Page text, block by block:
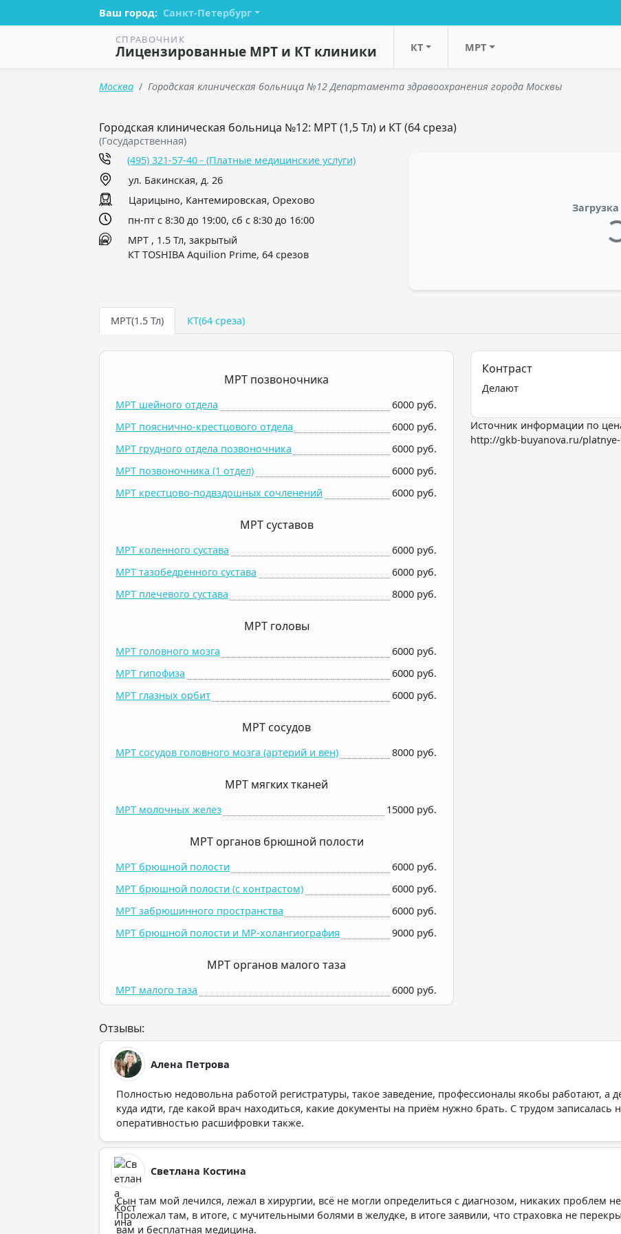
Ваш город: Санкт-Петербург
СПРАВОЧНИК
Лицензированные МРТ и КТ клиники КТ МРТ
Москва Городская клиническая больница №12 Департамента здравоохранения города Москвы
Городская клиническая больница №12: МРТ (1,5 Тл) и КТ (64 среза)
(Государственная)
(495) 321-57-40 - (Платные медицинские услуги)
ул. Бакинская, д. 26
Царицыно, Кантемировская, Орехово
пн-пт с 8:30 до 19:00, сб с 8:30 до 16:00
МРТ , 1.5 Тл, закрытый
КТ TOSHIBA Aquilion Prime, 64 срезов
МРТ(1.5 Тл) КТ(64 среза)
МРТ позвоночника
МРТ шейного отдела
6000 руб.
МРТ пояснично-крестцового отдела
6000 руб.
МРТ грудного отдела позвоночника
6000 руб.
МРТ позвоночника (1 отдел)
6000 руб.
МРТ крестцово-подвздошных сочленений
6000 руб.
МРТ суставов
МРТ коленного сустава
6000 руб.
МРТ тазобедренного сустава
6000 руб.
МРТ плечевого сустава
8000 руб.
МРТ головы
МРТ головного мозга
6000 руб.
МРТ гипофиза
6000 руб.
МРТ глазных орбит
6000 руб.
МРТ сосудов
МРТ сосудов головного мозга (артерий и вен) 8000 руб.
МРТ мягких тканей
МРТ молочных желез 15000 руб.
МРТ органов брюшной полости
МРТ брюшной полости
6000 руб.
МРТ брюшной полости (c контрастом)
6000 руб.
МРТ забрюшинного пространства
6000 руб.
МРТ брюшной полости и МР-холангиография
9000 руб.
МРТ органов малого таза
МРТ малого таза 6000 руб.
Контраст
Делают
Источник информации по
http://gkb-buyanova.ru/
Отзывы:
Алена Петрова
Полностью недовольна работой регистратуры, такое заведение, профессионалы якобы работают, а
куда идти, где какой врач находиться, какие документы на приём нужно брать. С трудом записалась
оперативностью расшифровки также.
Светлана Костина
Сын там мой лечился, лежал в хирургии, всё не могли определиться с диагнозом, никаких проблем
Пролежал там, в итоге, с мучительными болями в желудке, в итоге заявили, что страховка не
вам и бесплатная медицина.